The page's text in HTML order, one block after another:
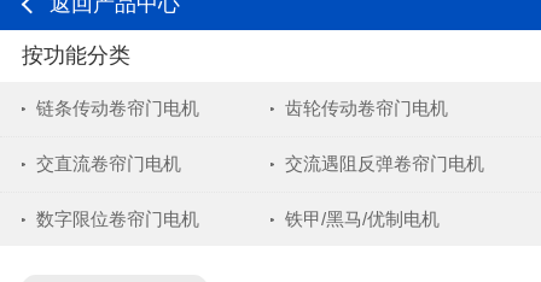
按功能分类
链条传动卷帘门电机 齿轮传动卷帘门电机
交直流卷帘门电机 交流遇阻反弹卷帘门电机
数字限位卷帘门电机 铁甲/黑马/优制电机